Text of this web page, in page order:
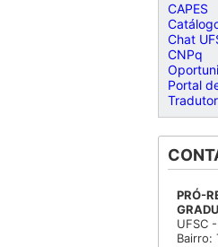
CAPES
Chat
CNPq
Portal
PRÓ-
UFSC
Bairro: